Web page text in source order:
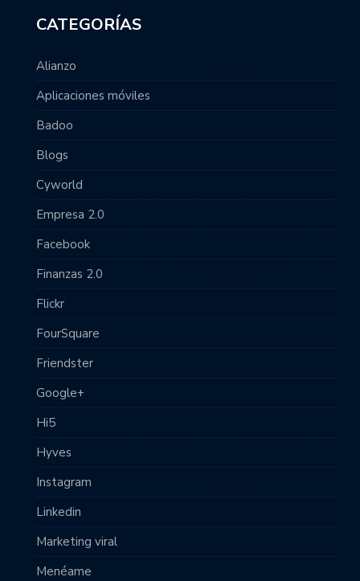
CATEGORÍAS
Alianzo
Aplicaciones móviles
Badoo
Blogs
Cyworld
Empresa 2.0
Facebook
Finanzas 2.0
Flickr
FourSquare
Friendster
Google+
Hi5
Hyves
Instagram
Linkedin
Marketing viral
Menéame